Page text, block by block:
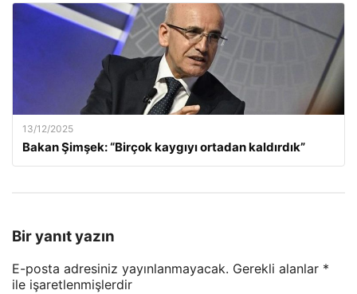
13/12/2025
Bakan Şimşek: “Birçok kaygıyı ortadan kaldırdık”
Bir yanıt yazın
E-posta adresiniz yayınlanmayacak. Gerekli alanlar *
ile işaretlenmişlerdir